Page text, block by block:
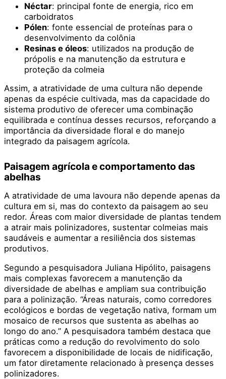
Néctar: principal fonte de energia, rico em
carboidratos
Pólen: fonte essencial de proteínas para o
desenvolvimento da colônia
Resinas e óleos: utilizados na produção de
própolis e na manutenção da estrutura e
proteção da colmeia
Assim, a atratividade de uma cultura não depende
apenas da espécie cultivada, mas da capacidade do
sistema produtivo de oferecer uma combinação
equilibrada e contínua desses recursos, reforçando a
importância da diversidade floral e do manejo
integrado da paisagem agrícola.
Paisagem agrícola e comportamento das
abelhas
A atratividade de uma lavoura não depende apenas da
cultura em si, mas do contexto da paisagem ao seu
redor. Áreas com maior diversidade de plantas tendem
a atrair mais polinizadores, sustentar colmeias mais
saudáveis e aumentar a resiliência dos sistemas
produtivos.
Segundo a pesquisadora Juliana Hipólito, paisagens
mais complexas favorecem a manutenção da
diversidade de abelhas e ampliam sua contribuição
para a polinização. “Áreas naturais, como corredores
ecológicos e bordas de vegetação nativa, formam um
mosaico de recursos que sustenta as abelhas ao
longo do ano.” A pesquisadora também destaca que
práticas como a redução do revolvimento do solo
favorecem a disponibilidade de locais de nidificação,
um fator diretamente relacionado à presença desses
polinizadores.